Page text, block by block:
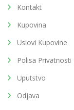
Kontakt
Kupovina
Uslovi Kupovine
Polisa Privatnosti
Uputstvo
Odjava